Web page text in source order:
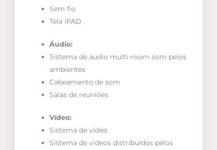
Sem fio
Tela IPAD
Áudio:
Sistema de áudio multi-room som pelos
ambientes
Cabeamento de som
Salas de reuniões
Vídeo:
Sistema de vídeo
Sistema de vídeos distribuídos pelos